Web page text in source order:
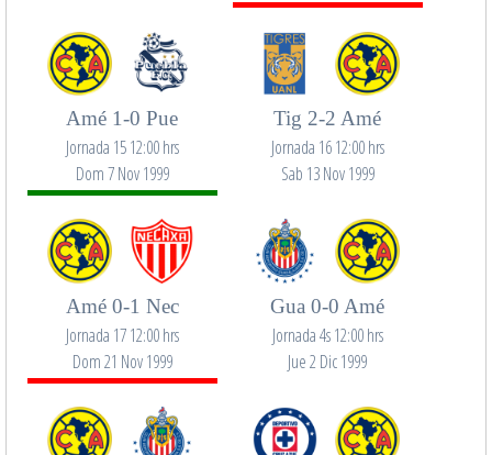
Amé 1-0 Pue
Jornada 15 12:00 hrs
Dom 7 Nov 1999
Tig 2-2 Amé
Jornada 16 12:00 hrs
Sab 13 Nov 1999
Amé 0-1 Nec
Jornada 17 12:00 hrs
Dom 21 Nov 1999
Gua 0-0 Amé
Jornada 4s 12:00 hrs
Jue 2 Dic 1999